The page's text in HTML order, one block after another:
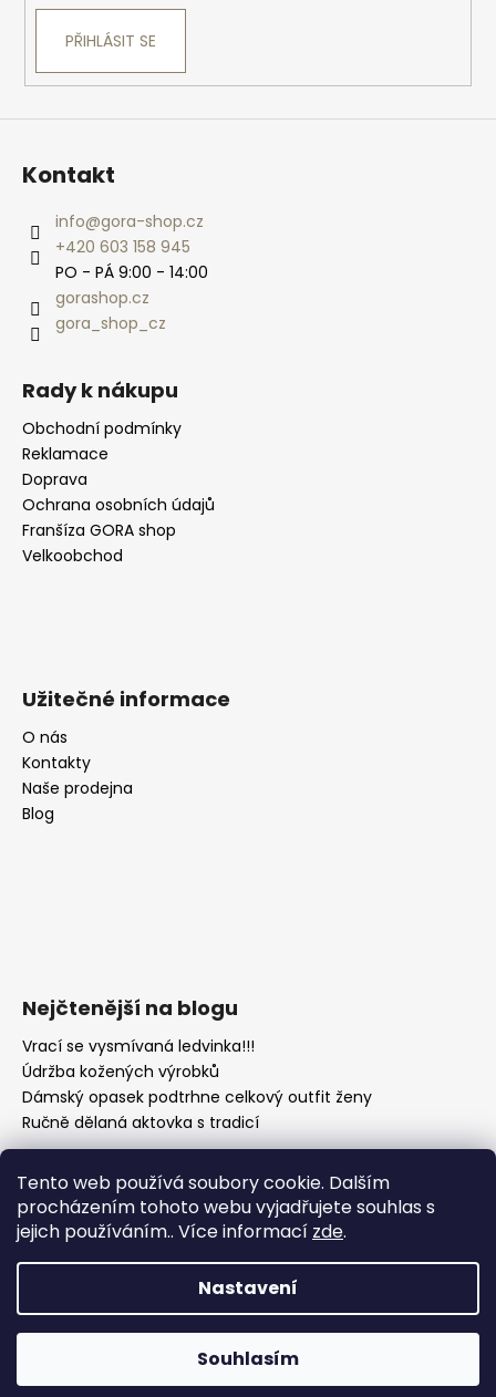
Tento web používá soubory cookie. Dalším
procházením tohoto webu vyjadřujete souhlas s
jejich používáním.. Více informací zde.
Nastavení
Souhlasím
PŘIHLÁSIT SE
Kontakt
info@gora-shop.cz
+420 603 158 945
PO - PÁ 9:00 - 14:00
gorashop.cz
gora_shop_cz
Rady k nákupu
Obchodní podmínky
Reklamace
Doprava
Ochrana osobních údajů
Franšíza GORA shop
Velkoobchod
Užitečné informace
O nás
Kontakty
Naše prodejna
Blog
Nejčtenější na blogu
Vrací se vysmívaná ledvinka!!!
Údržba kožených výrobků
Dámský opasek podtrhne celkový outfit ženy
Ručně dělaná aktovka s tradicí
Copyright 2026Kožená galanterie gora-shop.cz.
Všechna práva vyhrazena.